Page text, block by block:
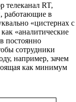
телеканал RT,
работающие в
«цистернах с
«аналитические
постоянно
сотрудники
например, зачем
как минимум